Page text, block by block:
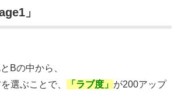
」
Bの中から、
選ぶことで、 「ラブ度」 が200アップ